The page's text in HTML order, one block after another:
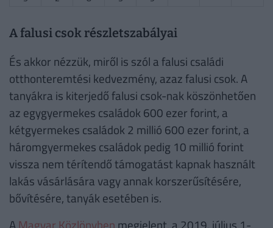
A falusi csok részletszabályai
És akkor nézzük, miről is szól a falusi családi
otthonteremtési kedvezmény, azaz falusi csok. A
tanyákra is kiterjedő falusi csok-nak köszönhetően
az egygyermekes családok 600 ezer forint, a
kétgyermekes családok 2 millió 600 ezer forint, a
háromgyermekes családok pedig 10 millió forint
vissza nem térítendő támogatást kapnak használt
lakás vásárlására vagy annak korszerűsítésére,
bővítésére, tanyák esetében is.
A Magyar Közlönyben megjelent, a 2019. július 1-